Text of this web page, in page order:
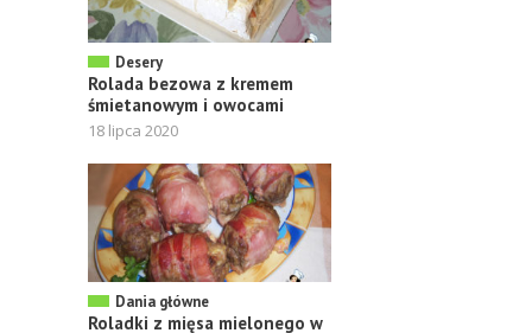
Desery
Rolada bezowa z kremem
śmietanowym i owocami
18 lipca 2020
Dania główne
Roladki z mięsa mielonego w